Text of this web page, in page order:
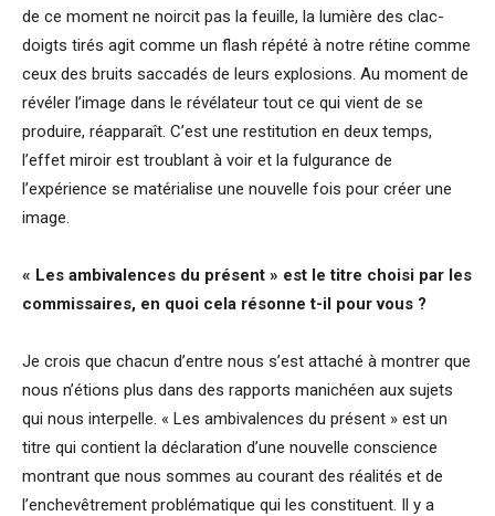
de ce moment ne noircit pas la feuille, la lumière des clac-
doigts tirés agit comme un flash répété à notre rétine comme
ceux des bruits saccadés de leurs explosions. Au moment de
révéler l’image dans le révélateur tout ce qui vient de se
produire, réapparaît. C’est une restitution en deux temps,
l’effet miroir est troublant à voir et la fulgurance de
l’expérience se matérialise une nouvelle fois pour créer une
image.
« Les ambivalences du présent » est le titre choisi par les
commissaires, en quoi cela résonne t-il pour vous ?
Je crois que chacun d’entre nous s’est attaché à montrer que
nous n’étions plus dans des rapports manichéen aux sujets
qui nous interpelle. « Les ambivalences du présent » est un
titre qui contient la déclaration d’une nouvelle conscience
montrant que nous sommes au courant des réalités et de
l’enchevêtrement problématique qui les constituent. Il y a